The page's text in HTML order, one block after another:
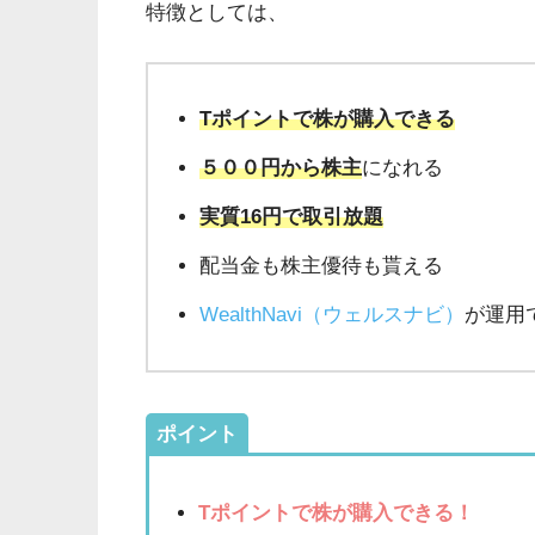
特徴としては、
Tポイントで株が購入できる
５００円から株主になれる
実質16円で取引放題
配当金も株主優待も貰える
WealthNavi（ウェルスナビ） が運用
ポイント
Tポイントで株が購入できる！